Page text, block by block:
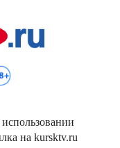
на kursktv.ru